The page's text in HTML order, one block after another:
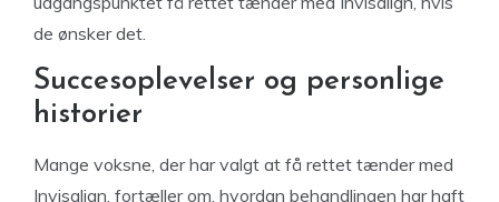
de ønsker det.
Succesoplevelser og personlige
historier
Mange voksne, der har valgt at få rettet tænder med
Invisalign, fortæller om, hvordan behandlingen har haft